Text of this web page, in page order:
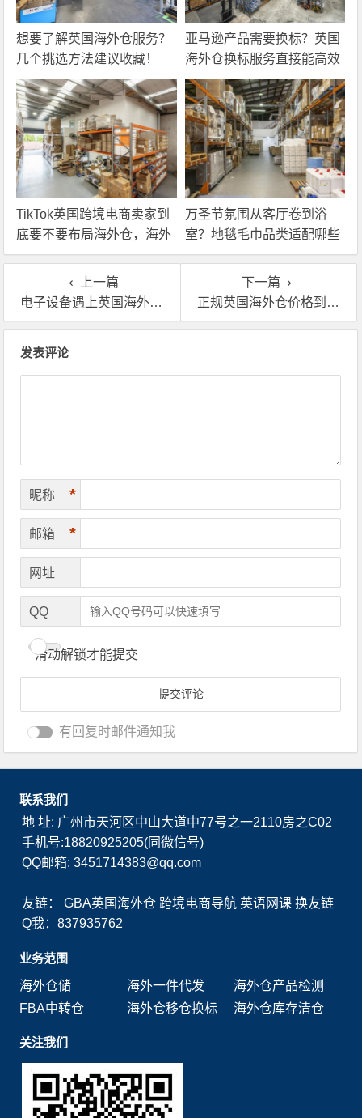
想要了解英国海外仓服务？
几个挑选方法建议收藏！
亚马逊产品需要换标？英国
海外仓换标服务直接能高效
解决！
TikTok英国跨境电商卖家到
底要不要布局海外仓，海外
仓优势分析！
万圣节氛围从客厅卷到浴
室？地毯毛巾品类适配哪些
海外仓服务？
上一篇
电子设备遇上英国海外仓退货换标，操作没你想的那么复杂
下一篇
正规英国海外仓价格到底怎么看？拆开报价单给你说明白
发表评论
昵称 *
邮箱 *
网址
QQ
滑动解锁才能提交
有回复时邮件通知我
联系我们
地 址: 广州市天河区中山大道中77号之一2110房之C02
手机号:18820925205(同微信号)
QQ邮箱: 3451714383@qq.com
友链：GBA英国海外仓 跨境电商导航 英语网课 换友链
Q我：837935762
业务范围
海外仓储
海外一件代发
海外仓产品检测
FBA中转仓
海外仓移仓换标 海外仓库存清仓
关注我们